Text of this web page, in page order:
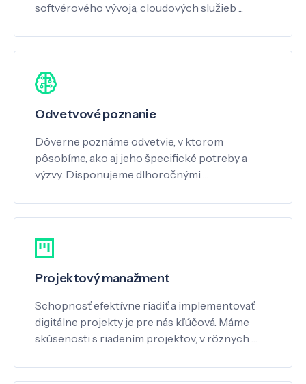
softvérového vývoja, cloudových služieb ...
Odvetvové poznanie
Dôverne poznáme odvetvie, v ktorom
pôsobíme, ako aj jeho špecifické potreby a
výzvy. Disponujeme dlhoročnými …
Projektový manažment
Schopnosť efektívne riadiť a implementovať
digitálne projekty je pre nás kľúčová. Máme
skúsenosti s riadením projektov, v rôznych …